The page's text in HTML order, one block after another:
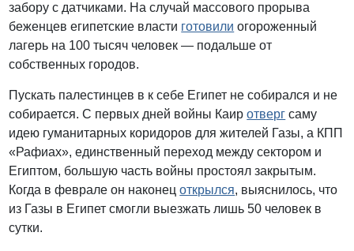
забору с датчиками. На случай массового прорыва
беженцев египетские власти готовили огороженный
лагерь на 100 тысяч человек — подальше от
собственных городов.
Пускать палестинцев в к себе Египет не собирался и не
собирается. С первых дней войны Каиротверг саму
идею гуманитарных коридоров для жителей Газы, а КПП
«Рафиах», единственный переход между сектором и
Египтом, большую часть войны простоял закрытым.
Когда в феврале он наконецоткрылся, выяснилось, что
из Газы в Египет смогли выезжать лишь 50 человек в
сутки.